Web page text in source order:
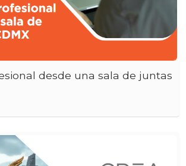
desde una sala de juntas